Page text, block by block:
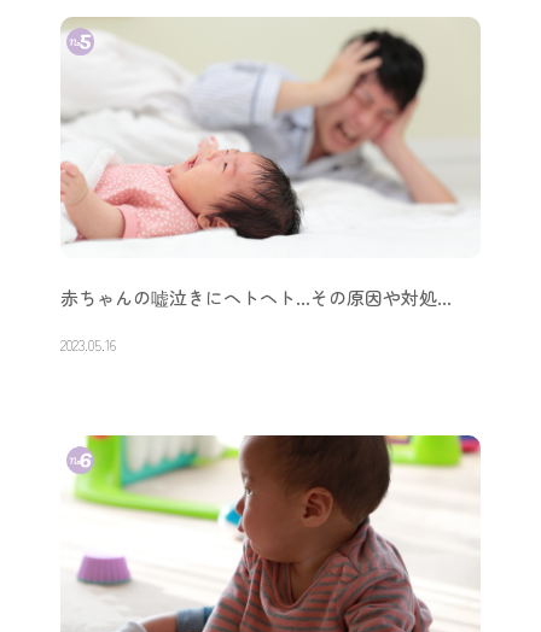
赤ちゃんの嘘泣きにヘトヘト…その原因や対処…
2023.05.16